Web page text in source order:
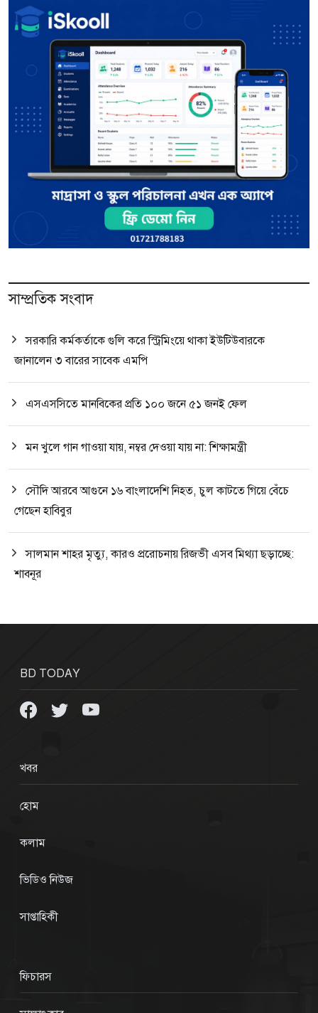
সাম্প্রতিক সংবাদ
সরকারি কর্মকর্তাকে গুলি করে স্ট্রিমিংয়ে থাকা ইউটিউবারকে
জানালেন ৩ বারের সাবেক এমপি
এসএসসিতে মানবিকের প্রতি ১০০ জনে ৫১ জনই ফেল
মন খুলে গান গাওয়া যায়, নম্বর দেওয়া যায় না: শিক্ষামন্ত্রী
সৌদি আরবে আগুনে ১৬ বাংলাদেশি নিহত, চুল কাটতে গিয়ে বেঁচে
গেছেন হাবিবুর
সালমান শাহর মৃত্যু, কারও প্ররোচনায় রিজভী এসব মিথ্যা ছড়াচ্ছে:
শাবনূর
BD TODAY
খবর
হোম
কলাম
ভিডিও নিউজ
সাপ্তাহিকী
ফিচারস